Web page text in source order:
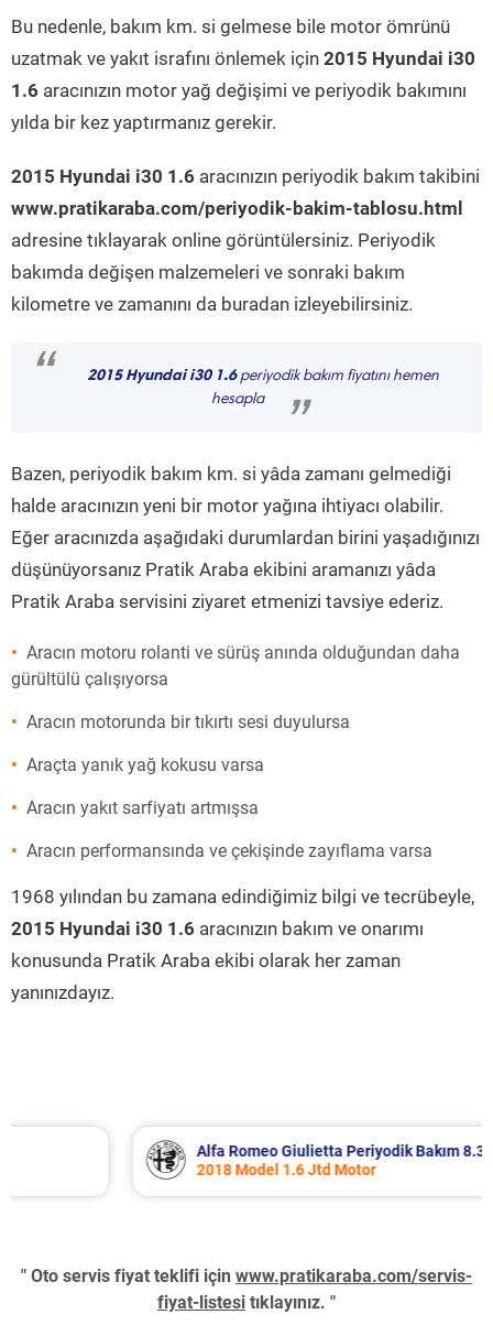
Bu nedenle, bakım km. si gelmese bile motor ömrünü
uzatmak ve yakıt israfını önlemek için 2015 Hyundai i30
1.6 aracınızın motor yağ değişimi ve periyodik bakımını
yılda bir kez yaptırmanız gerekir.
2015 Hyundai i30 1.6 aracınızın periyodik bakım takibini
www.pratikaraba.com/periyodik-bakim-tablosu.html
adresine tıklayarak online görüntülersiniz. Periyodik
bakımda değişen malzemeleri ve sonraki bakım
kilometre ve zamanını da buradan izleyebilirsiniz.
“ 2015 Hyundai i30 1.6periyodik bakım fiyatını hemen
hesapla
”
Bazen, periyodik bakım km. si yâda zamanı gelmediği
halde aracınızın yeni bir motor yağına ihtiyacı olabilir.
Eğer aracınızda aşağıdaki durumlardan birini yaşadığınızı
düşünüyorsanız Pratik Araba ekibini aramanızı yâda
Pratik Araba servisini ziyaret etmenizi tavsiye ederiz.
Aracın motoru rolanti ve sürüş anında olduğundan daha
gürültülü çalışıyorsa
Aracın motorunda bir tıkırtı sesi duyulursa
Araçta yanık yağ kokusu varsa
Aracın yakıt sarfiyatı artmışsa
Aracın performansında ve çekişinde zayıflama varsa
1968 yılından bu zamana edindiğimiz bilgi ve tecrübeyle,
2015 Hyundai i30 1.6 aracınızın bakım ve onarımı
konusunda Pratik Araba ekibi olarak her zaman
yanınızdayız.
Alfa Romeo Giulietta Periyodik Bakım 8.340 TL
2018 Model 1.6 Jtd Motor
" Oto servis fiyat teklifi için www.pratikaraba.com/servis-
fiyat-listesi tıklayınız. "